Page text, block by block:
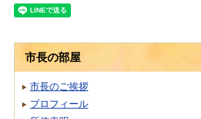
市長の部屋
市長のご挨拶
プロフィール